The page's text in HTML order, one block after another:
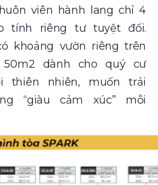
viên hành lang chỉ 4
tính riêng tư tuyệt đối.
khoảng vườn riêng trên
50m2 dành cho quý cư
thiên nhiên, muốn trải
“giàu cảm xúc” mỗi